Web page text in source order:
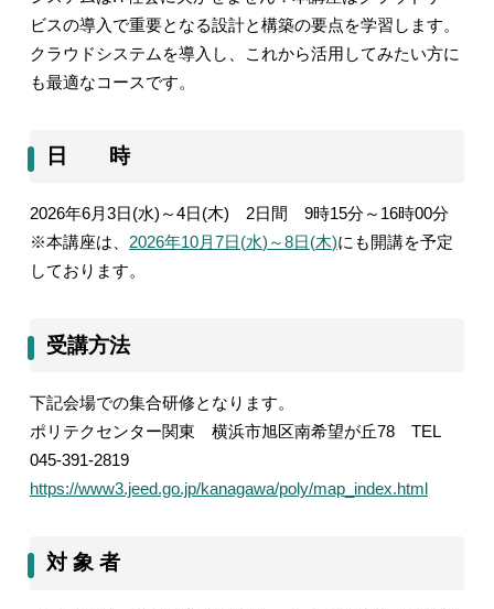
ビスの導入で重要となる設計と構築の要点を学習します。
クラウドシステムを導入し、これから活用してみたい方に
も最適なコースです。
日 時
2026年6月3日(水) ～4日(木) 2日間 9時15分～ 16時00分
※本講座は、 2026年10月7日(水) ～8日(木)にも開講を予定
しております。
受講方法
下記会場での集合研修となります。
ポリテクセンター関東 横浜市旭区南希望が丘78
TEL
045-391-2819
https://www3.jeed.go.jp/kanagawa/poly/map_index.html
対 象 者